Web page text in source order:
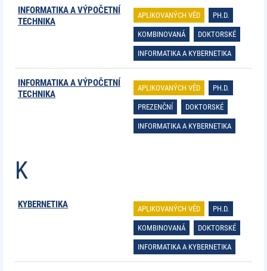
INFORMATIKA A VÝPOČETNÍ
TECHNIKA
APLIKOVANÝCH VĚD PH.D.
KOMBINOVANÁ DOKTORSKÉ
INFORMATIKA A KYBERNETIKA
INFORMATIKA A VÝPOČETNÍ
TECHNIKA
APLIKOVANÝCH VĚD PH.D.
PREZENČNÍ DOKTORSKÉ
INFORMATIKA A KYBERNETIKA
K
KYBERNETIKA APLIKOVANÝCH VĚD PH.D.
KOMBINOVANÁ DOKTORSKÉ
INFORMATIKA A KYBERNETIKA